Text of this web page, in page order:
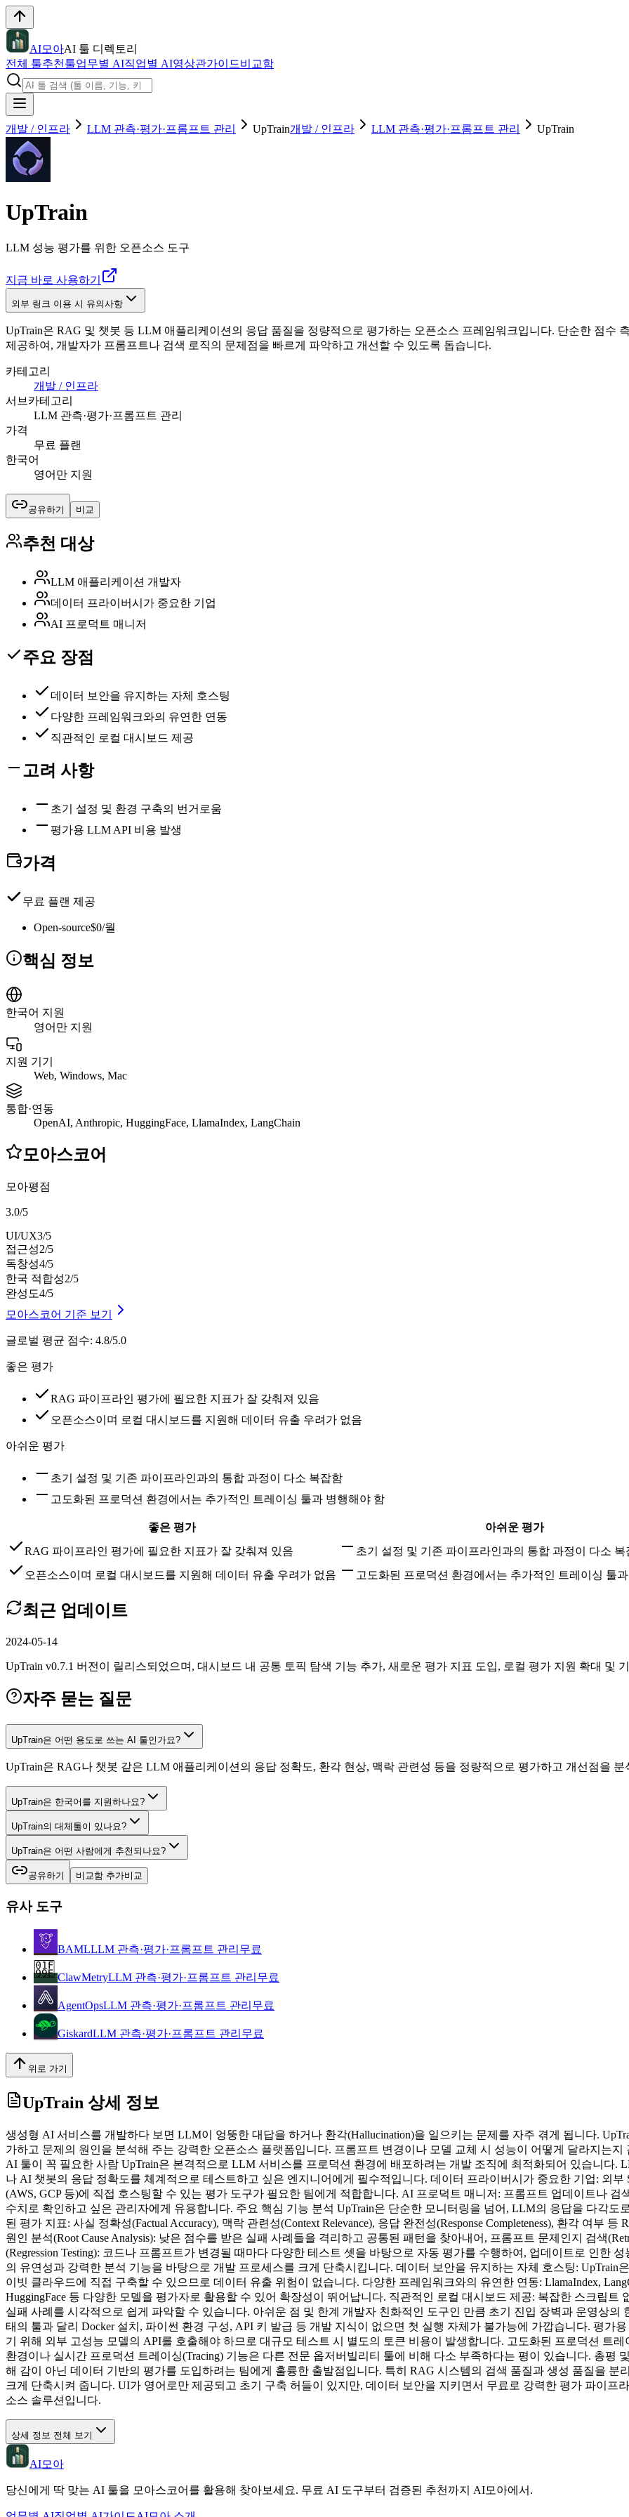
AI모아AI 툴 디렉토리
전체 툴추천툴업무별 AI직업별 AI영상관가이드비교함
개발 / 인프라 LLM 관측·평가·프롬프트 관리 UpTrain개발 / 인프라 LLM 관측·평가·프롬프트 관리 UpTrain
UpTrain
LLM 성능 평가를 위한 오픈소스 도구
지금 바로 사용하기
외부 링크 이용 시 유의사항
UpTrain은 RAG 및 챗봇 등 LLM 애플리케이션의 응답 품질을 정량적으로 평가하는 오픈소스 프레임워크입니다. 단순한 점수
제공하여, 개발자가 프롬프트나 검색 로직의 문제점을 빠르게 파악하고 개선할 수 있도록 돕습니다.
카테고리
개발 / 인프라
서브카테고리
LLM 관측·평가·프롬프트 관리
가격
무료 플랜
한국어
영어만 지원
공유하기 비교
추천 대상
LLM 애플리케이션 개발자
데이터 프라이버시가 중요한 기업
AI 프로덕트 매니저
주요 장점
데이터 보안을 유지하는 자체 호스팅
다양한 프레임워크와의 유연한 연동
직관적인 로컬 대시보드 제공
고려 사항
초기 설정 및 환경 구축의 번거로움
평가용 LLM API 비용 발생
가격
무료 플랜 제공
Open-source$0/월
핵심 정보
한국어 지원
영어만 지원
지원 기기
Web, Windows, Mac
통합·연동
OpenAI, Anthropic, HuggingFace, LlamaIndex, LangChain
모아스코어
모아평점
3.0/5
UI/UX3/5
접근성2/5
독창성4/5
한국 적합성2/5
완성도4/5
모아스코어 기준 보기
글로벌 평균 점수: 4.8/5.0
좋은 평가
RAG 파이프라인 평가에 필요한 지표가 잘 갖춰져 있음
오픈소스이며 로컬 대시보드를 지원해 데이터 유출 우려가 없음
아쉬운 평가
초기 설정 및 기존 파이프라인과의 통합 과정이 다소 복잡함
고도화된 프로덕션 환경에서는 추가적인 트레이싱 툴과 병행해야 함
좋은 평가
아쉬운 평가
RAG 파이프라인 평가에 필요한 지표가 잘 갖춰져 있음
초기 설정 및 기존 파이프라인과의 통합 과정이 다소 복
오픈소스이며 로컬 대시보드를 지원해 데이터 유출 우려가 없음
고도화된 프로덕션 환경에서는 추가적인 트레이싱 툴
최근 업데이트
2024-05-14
UpTrain v0.7.1 버전이 릴리스되었으며, 대시보드 내 공통 토픽 탐색 기능 추가, 새로운 평가 지표 도입, 로컬 평가 지원 확대 및
자주 묻는 질문
UpTrain은 어떤 용도로 쓰는 AI 툴인가요?
UpTrain은 RAG나 챗봇 같은 LLM 애플리케이션의 응답 정확도, 환각 현상, 맥락 관련성 등을 정량적으로 평가하고 개선점을
UpTrain은 한국어를 지원하나요?
UpTrain의 대체툴이 있나요?
UpTrain은 어떤 사람에게 추천되나요?
공유하기 비교함 추가비교
유사 도구
BAMLLLM 관측·평가·프롬프트 관리 무료
ClawMetryLLM 관측·평가·프롬프트 관리 무료
AgentOpsLLM 관측·평가·프롬프트 관리 무료
GiskardLLM 관측·평가·프롬프트 관리 무료
위로 가기
UpTrain 상세 정보
생성형 AI 서비스를 개발하다 보면 LLM이 엉뚱한 대답을 하거나 환각(Hallucination)을 일으키는 문제를 자주 겪게 됩니다.
가하고 문제의 원인을 분석해 주는 강력한 오픈소스 플랫폼입니다. 프롬프트 변경이나 모델 교체 시 성능이 어떻게 달라지는
AI 툴이 꼭 필요한 사람 UpTrain은 본격적으로 LLM 서비스를 프로덕션 환경에 배포하려는 개발 조직에 최적화되어 있습니다.
나 AI 챗봇의 응답 정확도를 체계적으로 테스트하고 싶은 엔지니어에게 필수적입니다. 데이터 프라이버시가 중요한 기업: 외
(AWS, GCP 등)에 직접 호스팅할 수 있는 평가 도구가 필요한 팀에게 적합합니다. AI 프로덕트 매니저: 프롬프트 업데이트나
수치로 확인하고 싶은 관리자에게 유용합니다. 주요 핵심 기능 분석 UpTrain은 단순한 모니터링을 넘어, LLM의 응답을 다각
된 평가 지표: 사실 정확성(Factual Accuracy), 맥락 관련성(Context Relevance), 응답 완전성(Response Completeness), 환각 여부
원인 분석(Root Cause Analysis): 낮은 점수를 받은 실패 사례들을 격리하고 공통된 패턴을 찾아내어, 프롬프트 문제인지 검색
(Regression Testing): 코드나 프롬프트가 변경될 때마다 다양한 테스트 셋을 바탕으로 자동 평가를 수행하여, 업데이트로 인한
의 유연성과 강력한 분석 기능을 바탕으로 개발 프로세스를 크게 단축시킵니다. 데이터 보안을 유지하는 자체 호스팅:
이빗 클라우드에 직접 구축할 수 있으므로 데이터 유출 위험이 없습니다. 다양한 프레임워크와의 유연한 연동: LlamaIndex,
HuggingFace 등 다양한 모델을 평가자로 활용할 수 있어 확장성이 뛰어납니다. 직관적인 로컬 대시보드 제공: 복잡한 스크립
실패 사례를 시각적으로 쉽게 파악할 수 있습니다. 아쉬운 점 및 한계 개발자 친화적인 도구인 만큼 초기 진입 장벽과 운영상의
태의 툴과 달리 Docker 설치, 파이썬 환경 구성, API 키 발급 등 개발 지식이 없으면 첫 실행 자체가 불가능에 가깝습니다. 평가
기 위해 외부 고성능 모델의 API를 호출해야 하므로 대규모 테스트 시 별도의 토큰 비용이 발생합니다. 고도화된 프로덕션 트
환경이나 실시간 프로덕션 트레이싱(Tracing) 기능은 다른 전문 옵저버빌리티 툴에 비해 다소 부족하다는 평이 있습니다. 총평
해 감이 아닌 데이터 기반의 평가를 도입하려는 팀에게 훌륭한 출발점입니다. 특히 RAG 시스템의 검색 품질과 생성 품질을
크게 단축시켜 줍니다. UI가 영어로만 제공되고 초기 구축 허들이 있지만, 데이터 보안을 지키면서 무료로 강력한 평가 파이프
소스 솔루션입니다.
상세 정보 전체 보기
AI모아
당신에게 딱 맞는 AI 툴을 모아스코어를 활용해 찾아보세요. 무료 AI 도구부터 검증된 추천까지 AI모아에서.